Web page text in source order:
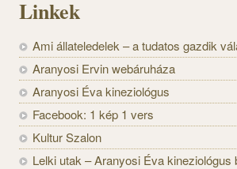
Linkek
Ami állateledelek – a tudatos gazdik
Aranyosi Ervin webáruháza
Aranyosi Éva kineziológus
Facebook: 1 kép 1 vers
Kultur Szalon
Lelki utak – Aranyosi Éva kineziológus